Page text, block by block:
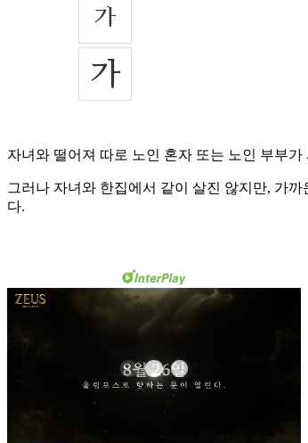
자녀와 떨어져 따로 노인 혼자 또는 노인 부부
그러나 자녀와 한집에서 같이 살진 않지만, 가
다.